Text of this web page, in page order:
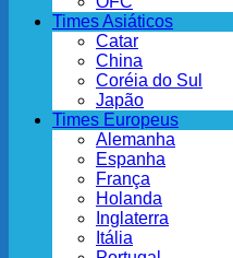
Times Asiáticos
Catar
China
Coréia do Sul
Japão
Times Europeus
Alemanha
Espanha
França
Holanda
Inglaterra
Itália